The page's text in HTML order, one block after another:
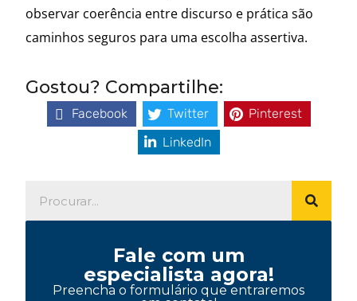
observar coerência entre discurso e prática são
caminhos seguros para uma escolha assertiva.
Gostou? Compartilhe:
Facebook Twitter
Pinterest
LinkedIn
Fale com um
especialista agora!
Preencha o formulário que entraremos